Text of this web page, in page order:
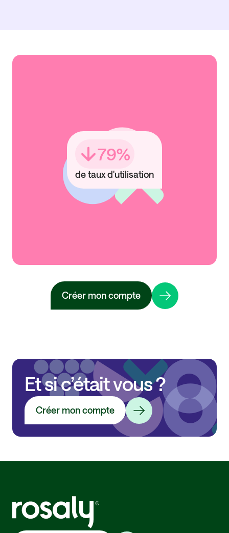
79%
de taux d'utilisation
Créer mon compte
Et si c’était vous ?
Créer mon compte